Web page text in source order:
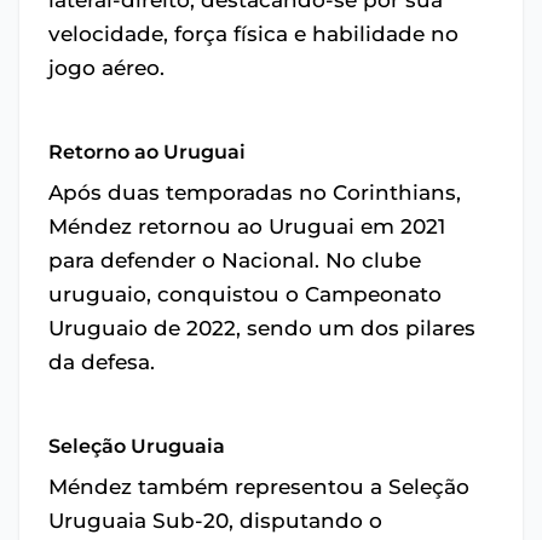
velocidade, força física e habilidade no
jogo aéreo.
Retorno ao Uruguai
Após duas temporadas no Corinthians,
Méndez retornou ao Uruguai em 2021
para defender o Nacional. No clube
uruguaio, conquistou o Campeonato
Uruguaio de 2022, sendo um dos pilares
da defesa.
Seleção Uruguaia
Méndez também representou a Seleção
Uruguaia Sub-20, disputando o